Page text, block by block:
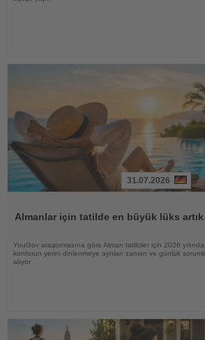
31.07.2026
Almanlar için tatilde en büyük lüks artık
YouGov araştırmasına göre Alman tatilciler için 2026
konforun yerini dinlenmeye ayrılan zaman ve günlük
alıyor